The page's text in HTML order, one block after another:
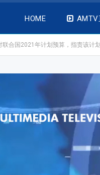
HOME AMTV
联合国2021年计划预算，指责该计